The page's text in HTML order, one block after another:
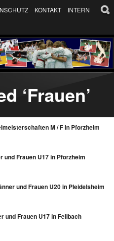
KONTAKT
INTERN
‘Frauen’
M / F in Pforzheim
und Frauen U17 in Pforzheim
und Frauen U20 in Pleidelsheim
und Frauen U17 in Fellbach